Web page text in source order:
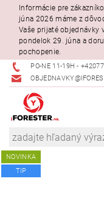
Informácie pre
júna 2026 máme z
Vaše prijaté
pondelok 29. júna a
pochopenie.
PO-NE 11-19H -
NOVINKA
TIP